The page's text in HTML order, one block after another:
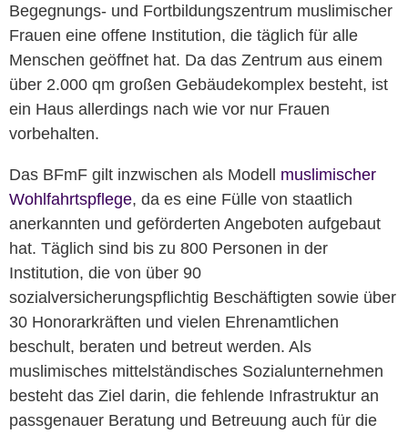
Begegnungs- und Fortbildungszentrum muslimischer
Frauen eine offene Institution, die täglich für alle
Menschen geöffnet hat. Da das Zentrum aus einem
über 2.000 qm großen Gebäudekomplex besteht, ist
ein Haus allerdings nach wie vor nur Frauen
vorbehalten.
Das BFmF gilt inzwischen als Modell muslimischer
Wohlfahrtspflege, da es eine Fülle von staatlich
anerkannten und geförderten Angeboten aufgebaut
hat. Täglich sind bis zu 800 Personen in der
Institution, die von über 90
sozialversicherungspflichtig Beschäftigten sowie über
30 Honorarkräften und vielen Ehrenamtlichen
beschult, beraten und betreut werden. Als
muslimisches mittelständisches Sozialunternehmen
besteht das Ziel darin, die fehlende Infrastruktur an
passgenauer Beratung und Betreuung auch für die